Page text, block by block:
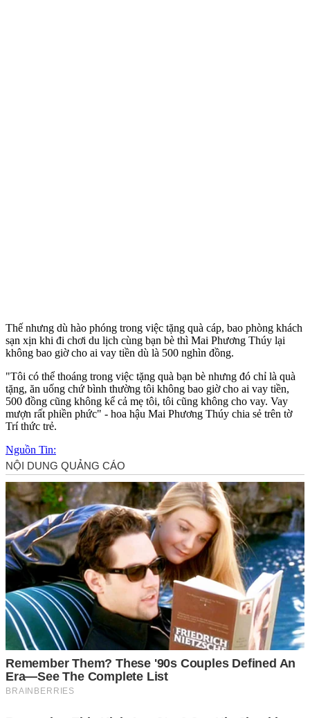
Thế nhưng dù hào phóng trong việc tặng quà cáp, bao phòng khách
sạn xịn khi đi chơi du lịch cùng bạn bè thì Mai Phương Thúy lại
không bao giờ cho ai vay tiền dù là 500 nghìn đồng.
"Tôi có thể thoáng trong việc tặng quà bạn bè nhưng đó chỉ là quà
tặng, ăn uống chứ bình thường tôi không bao giờ cho ai vay tiền,
500 đồng cũng không kể cả mẹ tôi, tôi cũng không cho vay. Vay
mượn rất phiền phức" - hoa hậu Mai Phương Thúy chia sẻ trên tờ
Trí thức trẻ.
Nguồn Tin: